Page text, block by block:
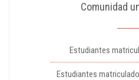
Comunidad
Estudiantes
Estudiantes